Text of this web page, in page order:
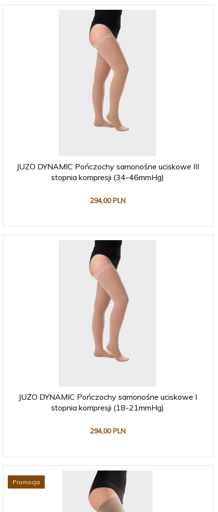
JUZO DYNAMIC Pończochy samonośne uciskowe III
stopnia kompresji (34-46mmHg)
294,00 PLN
JUZO DYNAMIC Pończochy samonośne uciskowe I
stopnia kompresji (18-21mmHg)
294,00 PLN
Promocja